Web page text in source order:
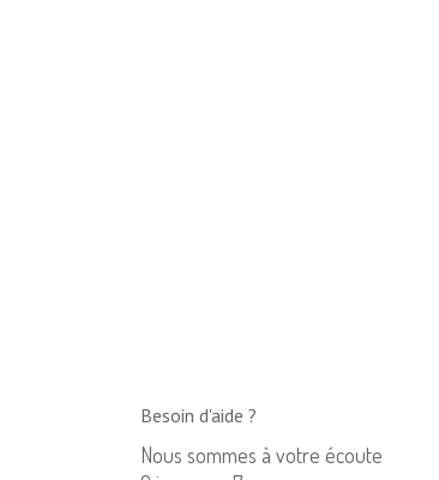
Besoin d'aide ?
Nous sommes à votre écoute